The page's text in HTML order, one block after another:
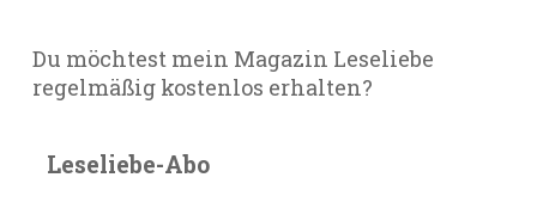
Du möchtest mein Magazin Leseliebe
regelmäßig kostenlos erhalten?
Leseliebe-Abo